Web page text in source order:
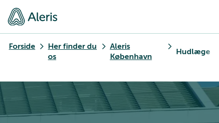
Forside
Her finder du
os
Aleris
København
Hudlæge